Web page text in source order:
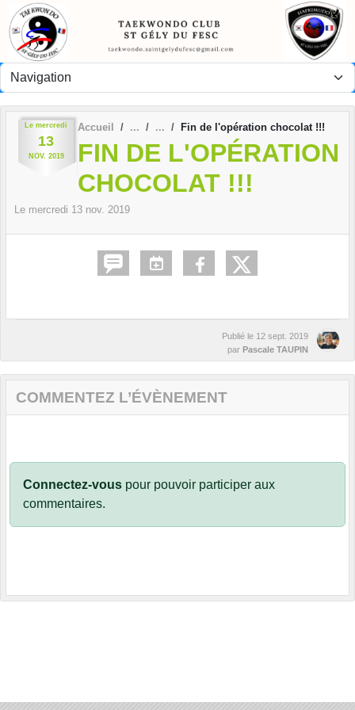
Le mercredi
13
NOV. 2019
Accueil Fin de l'opération chocolat !!!
FIN DE L'OPÉRATION
CHOCOLAT !!!
Le mercredi 13 nov. 2019
Publié le 12 sept. 2019
par Pascale TAUPIN
COMMENTEZ L’ÉVÈNEMENT
Connectez-vous pour pouvoir participer aux
commentaires.
Panneau de gestion des cookies